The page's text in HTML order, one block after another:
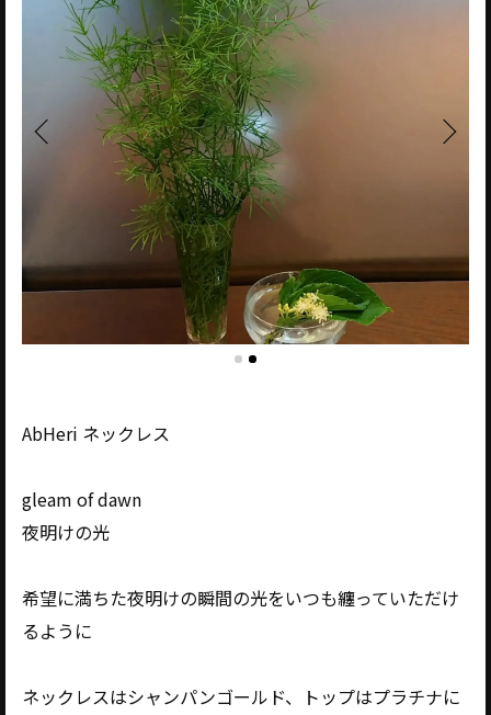
AbHeri ネックレス
gleam of dawn
夜明けの光
希望に満ちた夜明けの瞬間の光をいつも纏っていただけ
るように
ネックレスはシャンパンゴールド、トップはプラチナに